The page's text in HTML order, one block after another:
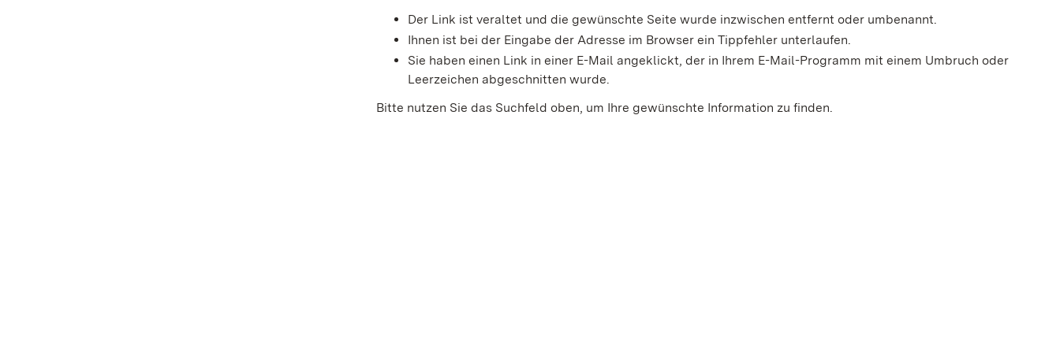
Der Link ist veraltet und die gewünschte Seite wurde inzwischen entfernt oder umbenannt.
Ihnen ist bei der Eingabe der Adresse im Browser ein Tippfehler unterlaufen.
Sie haben einen Link in einer E-Mail angeklickt, der in Ihrem E-Mail-Programm mit einem Umbruch oder
Leerzeichen abgeschnitten wurde.
Bitte nutzen Sie das Suchfeld oben, um Ihre gewünschte Information zu finden.